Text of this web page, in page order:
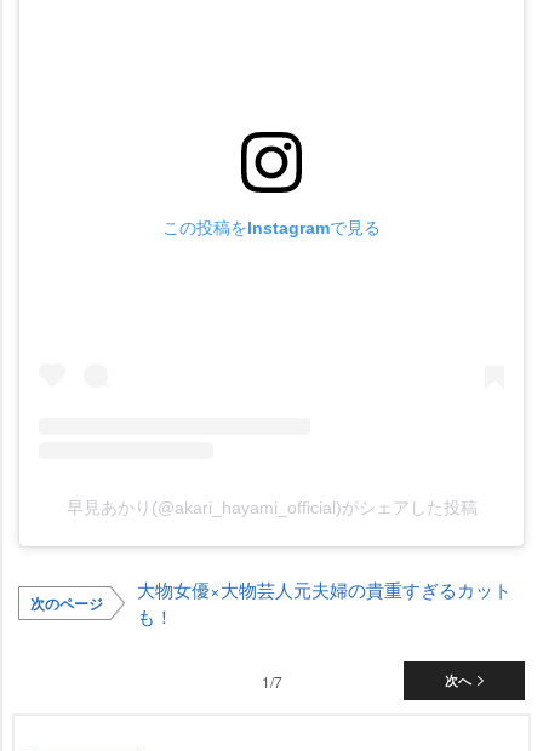
この投稿をInstagramで見る
早見あかり(@akari_hayami_official)がシェアした投稿
次のページ
大物女優×大物芸人元夫婦の貴重すぎるカット
も！
次へ
1/7